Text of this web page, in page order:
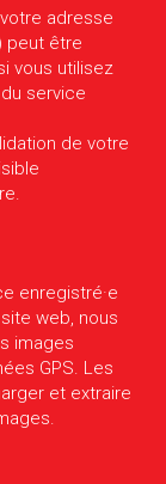
adresse
peut être
vous utilisez
service
de votre
enregistré·e
web, nous
images
GPS. Les
et extraire